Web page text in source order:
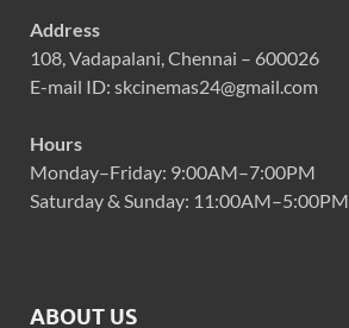
Address
108, Vadapalani, Chennai – 600026
E-mail ID: skcinemas24@gmail.com
Hours
Monday–Friday: 9:00AM–7:00PM
Saturday & Sunday: 11:00AM–5:00PM
ABOUT US